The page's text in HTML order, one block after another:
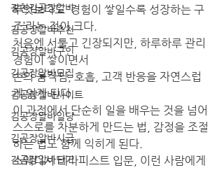
광천김공장알바
김공장알바추천
김공장알바구인
김공장알바모집
김공장알바사이트
김공장알바일당
김공장알바시급
김공장알바단기
무엇보다도 ‘경험이 쌓일수록 성장하는 구
조’라는 점이 크다.
처음엔 서툴고 긴장되지만, 하루하루 관리
경험이 쌓이면서
손의 움직임, 호흡, 고객 반응을 자연스럽
게 읽게 된다.
이 과정에서 단순히 일을 배우는 것을 넘어
스스로를 차분하게 만드는 법, 감정을 조절
하는 법도 함께 익히게 된다.
스웨디시 테라피스트 입문, 이런 사람에게